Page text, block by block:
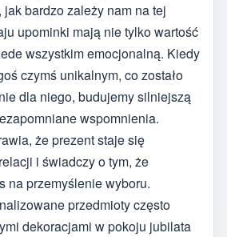
bardzo zależy nam na tej
upominki mają nie tylko wartość
wszystkim emocjonalną. Kiedy
czymś unikalnym, co zostało
dla niego, budujemy silniejszą
wspomnienia.
że prezent staje się
i świadczy o tym, że
na przemyślenie wyboru.
przedmioty często
dekoracjami w pokoju jubilata